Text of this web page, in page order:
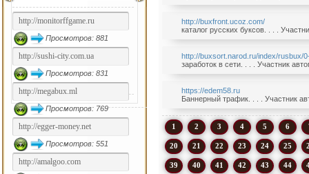
Просмотров: 881
Просмотров: 831
Просмотров: 769
Просмотров: 551
http://buxfront.ucoz.com/
каталог русских буксов. . . .
http://buxsort.narod.ru/index/rusbux/
заработок в сети. . . . Участник
https://edem58.ru
Баннерный трафик. . . . Участник
1 2 3 4 5 6
20 21 22 23 24 25
39 40 41 42 43 44